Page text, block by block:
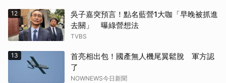
12
吳子嘉突預言！點名藍營1大咖「早晚被抓進
去關」 曝綠營想法
TVBS
13
首亮相出包！國產無人機尾翼鬆脫 軍方認
了
NOWNEWS今日新聞